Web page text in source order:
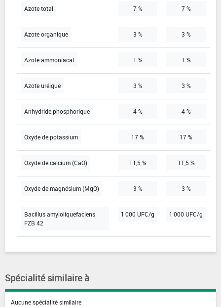
Azote total 7 % 7 %
Azote organique 3 % 3 %
Azote ammoniacal 1 % 1 %
Azote uréique 3 % 3 %
Anhydride phosphorique 4 % 4 %
Oxyde de potassium 17 % 17 %
Oxyde de calcium (CaO) 11,5 % 11,5 %
Oxyde de magnésium (MgO) 3 % 3 %
Bacillus amyloliquefaciens
FZB 42
1 000 UFC/g 1 000 UFC/g
Spécialité similaire à
Aucune spécialité similaire